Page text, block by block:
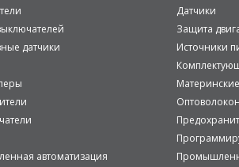
Датчики
Защита
датчики Источники
автоматизация